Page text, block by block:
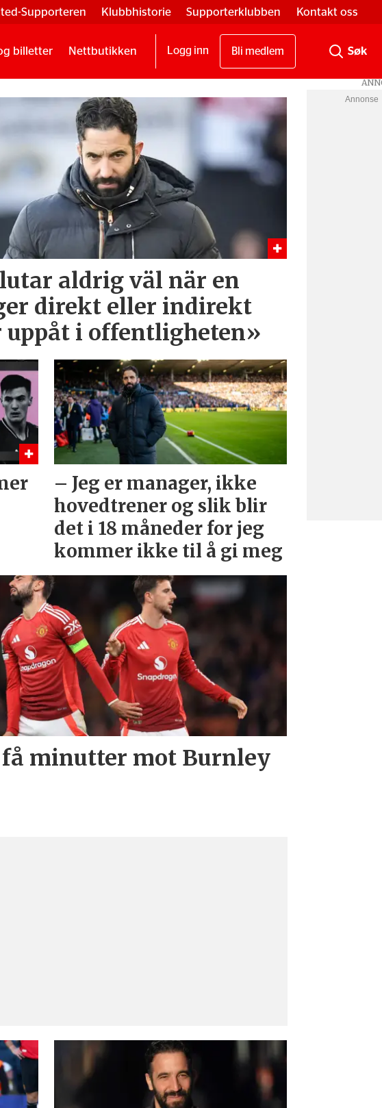
Supporteren Klubbhistorie Supporterklubben Kontakt oss
billetter Nettbutikken Logg inn Bli medlem
aldrig väl när en
direkt eller indirekt
uppåt i offentligheten»
– Jeg er manager, ikke
hovedtrener og slik blir
det i 18 måneder for jeg
kommer ikke til å gi meg
minutter mot Burnley
Annonse